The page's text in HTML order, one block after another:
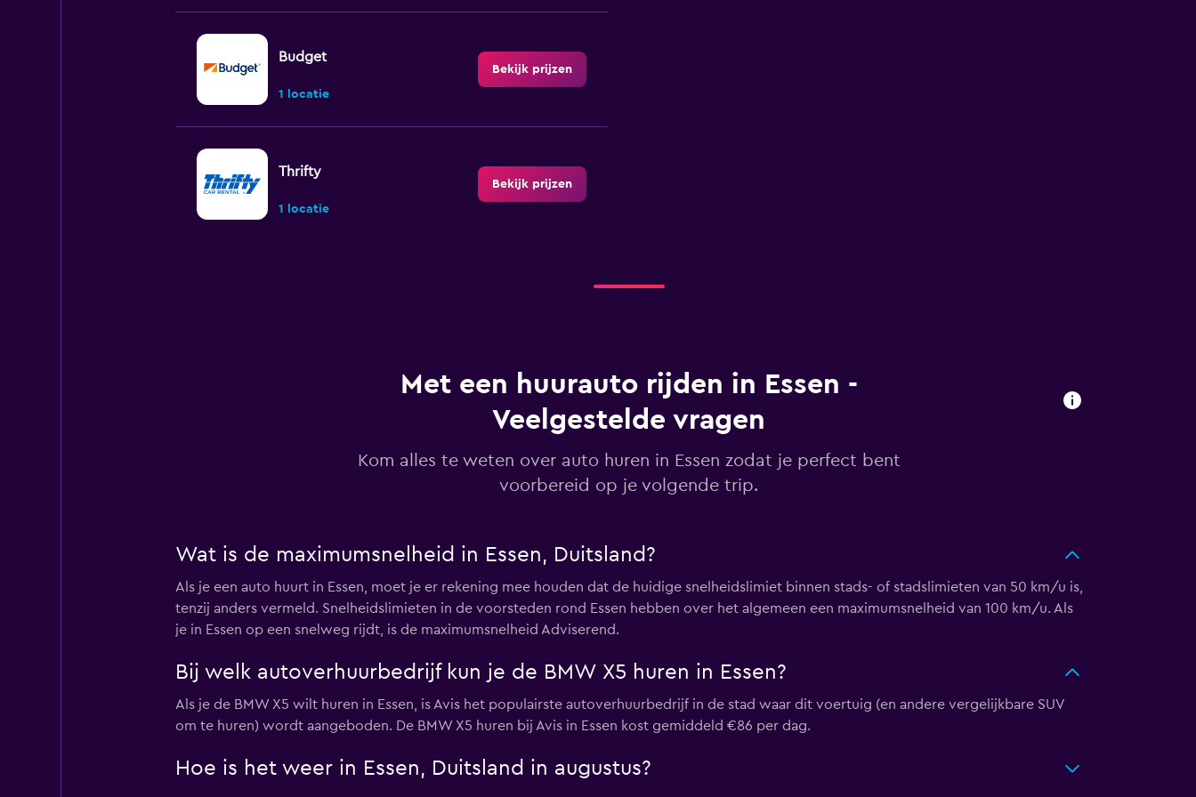
Budget
1 locatie
Bekijk prijzen
Thrifty
1 locatie
Bekijk prijzen
Bekijk prijzen
1 locatie
Star Car
1 locatie
Met een huurauto rijden in Essen -
Veelgestelde vragen
Kom alles te weten over auto huren in Essen zodat je perfect bent
voorbereid op je volgende trip.
Wat is de maximumsnelheid in Essen, Duitsland?
Als je een auto huurt in Essen, moet je er rekening mee houden dat de huidige snelheidslimiet binnen stads- of stadslimieten van 50 km/u is,
tenzij anders vermeld. Snelheidslimieten in de voorsteden rond Essen hebben over het algemeen een maximumsnelheid van 100 km/u. Als
je in Essen op een snelweg rijdt, is de maximumsnelheid Adviserend.
Bij welk autoverhuurbedrijf kun je de BMW X5 huren in Essen?
Als je de BMW X5 wilt huren in Essen, is Avis het populairste autoverhuurbedrijf in de stad waar dit voertuig (en andere vergelijkbare SUV
om te huren) wordt aangeboden. De BMW X5 huren bij Avis in Essen kost gemiddeld €86 per dag.
Hoe is het weer in Essen, Duitsland in augustus?